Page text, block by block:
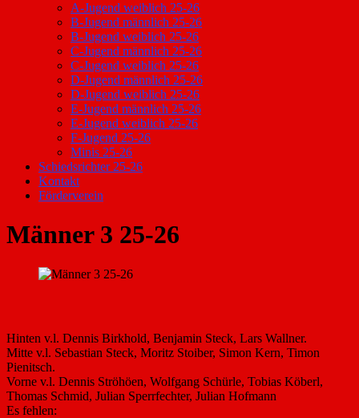
A-Jugend weiblich 25-26
B-Jugend männlich 25-26
B-Jugend weiblich 25-26
C-Jugend männlich 25-26
C-Jugend weiblich 25-26
D-Jugend männlich 25-26
D-Jugend weiblich 25-26
E-Jugend männlich 25-26
E-Jugend weiblich 25-26
F-Jugend 25-26
Minis 25-26
Schiedsrichter 25-26
Kontakt
Förderverein
Männer 3 25-26
Hinten v.l. Dennis Birkhold, Benjamin Steck, Lars Wallner.
Mitte v.l. Sebastian Steck, Moritz Stoiber, Simon Kern, Timon
Pienitsch.
Vorne v.l. Dennis Ströhöen, Wolfgang Schürle, Tobias Köberl,
Thomas Schmid, Julian Sperrfechter, Julian Hofmann
Es fehlen: